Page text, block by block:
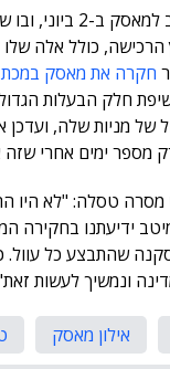
הסוכנות שלחה מכתב
כולל אלה שלו
חקרה את מאסק
חלק הבעלות
של מניות שלה, ועדכן
מספר ימים אחרי שזה
מסרה טסלה: "לא היו
ידיעתנו בחקירה
שהתבצע כל עוול.
ונמשיך לעשות
אילון מאסק